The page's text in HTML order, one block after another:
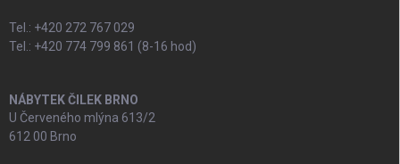
Tel.: +420 272 767 029
Tel.: +420 774 799 861 (8-16 hod)
NÁBYTEK ČILEK BRNO
U Červeného mlýna 613/2
612 00 Brno